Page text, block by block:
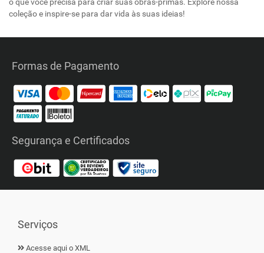
coleção e inspire-se para dar vida às suas ideias!
Formas de Pagamento
Segurança e Certificados
Serviços
Acesse aqui o XML